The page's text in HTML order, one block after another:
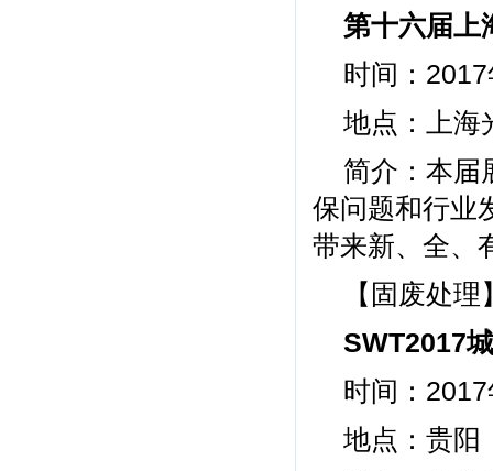
第十六届上
时间：
地点：上海
简介：本届
保问题和行业
带来新、全、
【固废处理
SWT2017
时间：
地点：贵阳